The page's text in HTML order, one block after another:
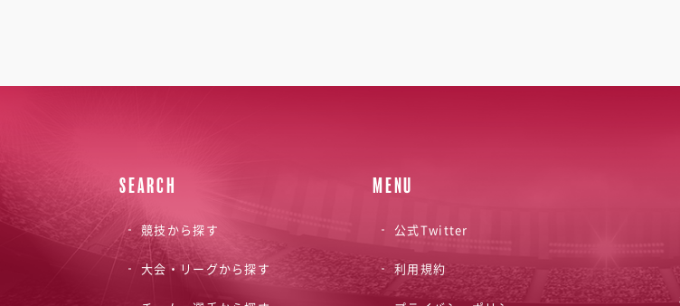
SEARCH
競技から探す
大会・リーグから探す
MENU
公式Twitter
利用規約